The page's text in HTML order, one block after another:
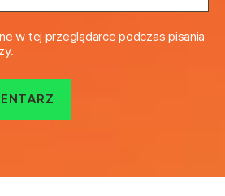
w tej przeglądarce podczas pisania